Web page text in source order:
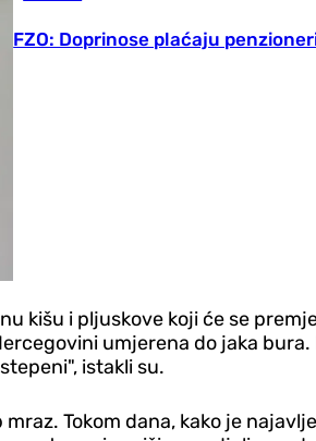
FZO: Doprinose plaćaju
kišu i pljuskove koji će se
umjerena do jaka
istakli su.
Tokom dana, kako je